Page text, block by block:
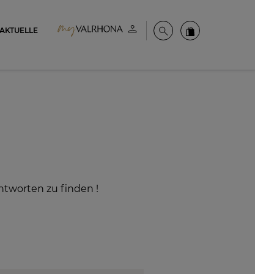
Mein konto SucheValrhona
AKTUELLE
zu finden !